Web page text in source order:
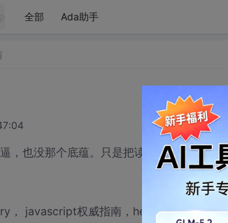
全部 Ada助手
，也没那个底蕴。只是把读书当做乐趣，
， javascript权威指南，head fisrt设计模